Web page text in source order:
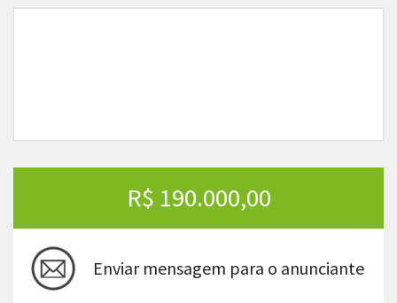
R$ 190.000,00
Enviar mensagem para o anunciante